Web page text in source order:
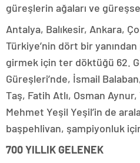
güreşlerin ağaları ve
Antalya, Balıkesir, Ankara,
Türkiye’nin dört bir
girmek için ter döktüğü 62.
Güreşleri’nde, İsmail
Taş, Fatih Atlı, Osman
Mehmet Yeşil Yeşil’in de
başpehlivan, şampiyonluk için
700 YILLIK GELENEK